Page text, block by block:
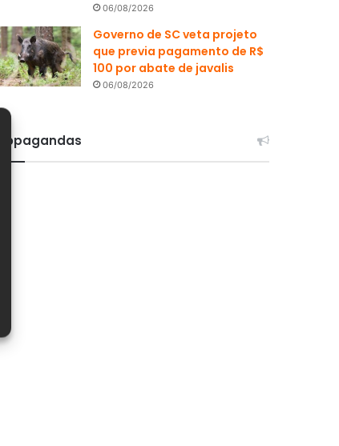
06/08/2026
Governo de SC veta projeto
que previa pagamento de R$
100 por abate de javalis
06/08/2026
Propagandas